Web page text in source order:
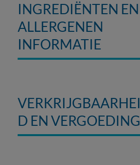
INGREDIËNTEN EN
ALLERGENEN
INFORMATIE
VERKRIJGBAARHEI
D EN VERGOEDING